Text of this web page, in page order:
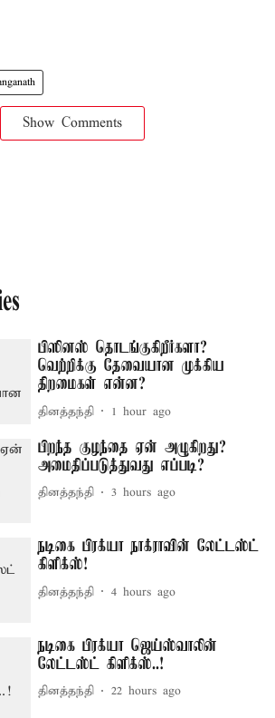
Show Comments
பிஸினஸ் தொடங்குகிறீர்களா?
வெற்றிக்கு தேவையான முக்கிய
திறமைகள் என்ன?
தினத்தந்தி 1 hour ago
பிறந்த குழந்தை ஏன் அழுகிறது?
அமைதிப்படுத்துவது எப்படி?
தினத்தந்தி 3 hours ago
நடிகை பிரக்யா நாக்ராவின் லேட்டஸ்ட்
கிளிக்ஸ்!
தினத்தந்தி 4 hours ago
நடிகை பிரக்யா ஜெய்ஸ்வாலின்
லேட்டஸ்ட் கிளிக்ஸ்..!
தினத்தந்தி 22 hours ago